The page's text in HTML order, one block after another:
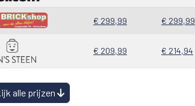
€ 299,99 € 299,99
€ 209,99 € 214,94
alle prijzen